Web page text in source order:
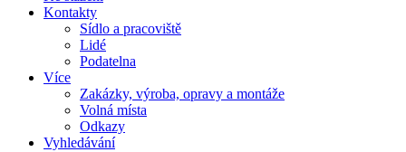
Kontakty
Sídlo a pracoviště
Lidé
Podatelna
Více
Zakázky, výroba, opravy a montáže
Volná místa
Odkazy
Vyhledávání